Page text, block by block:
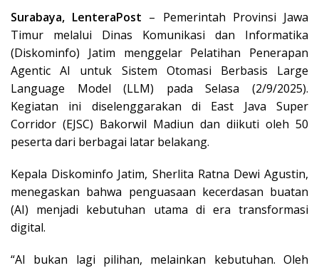
Surabaya, LenteraPost – Pemerintah Provinsi Jawa
Timur melalui Dinas Komunikasi dan Informatika
(Diskominfo) Jatim menggelar Pelatihan Penerapan
Agentic AI untuk Sistem Otomasi Berbasis Large
Language Model (LLM) pada Selasa (2/9/2025).
Kegiatan ini diselenggarakan di East Java Super
Corridor (EJSC) Bakorwil Madiun dan diikuti oleh 50
peserta dari berbagai latar belakang.
Kepala Diskominfo Jatim, Sherlita Ratna Dewi Agustin,
menegaskan bahwa penguasaan kecerdasan buatan
(AI) menjadi kebutuhan utama di era transformasi
digital.
“AI bukan lagi pilihan, melainkan kebutuhan. Oleh